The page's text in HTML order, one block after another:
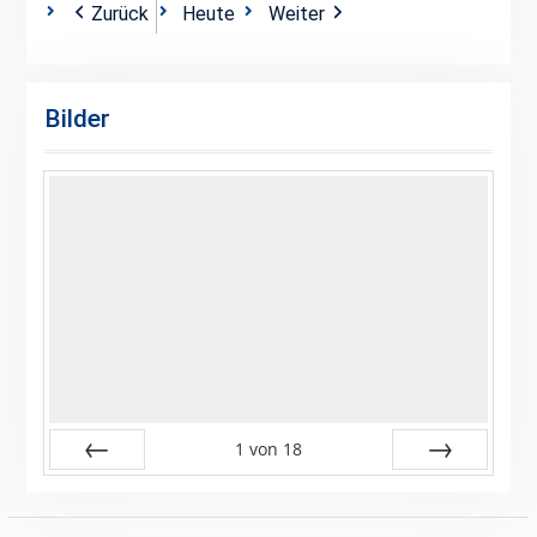
2024
2024
2024
2024
2024
Zurück Heute Weiter
Bilder
1 von 18